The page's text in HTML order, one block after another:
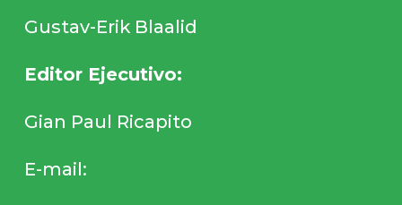
Gustav-Erik Blaalid
Editor Ejecutivo:
Gian Paul Ricapito
E-mail: